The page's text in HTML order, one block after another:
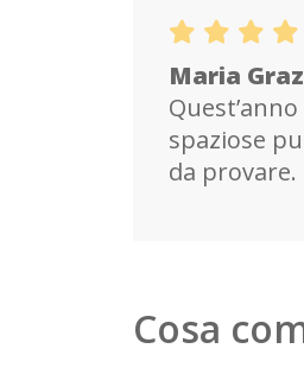
Maria
spaziose
da provare.
Cosa